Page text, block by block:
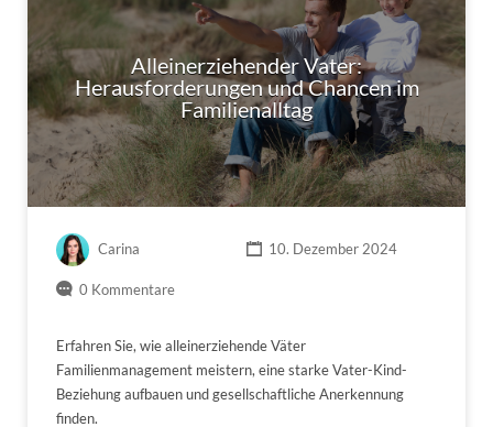
Alleinerziehender Vater:
Herausforderungen und Chancen im
Familienalltag
Carina 10. Dezember 2024
0 Kommentare
Erfahren Sie, wie alleinerziehende Väter
Familienmanagement meistern, eine starke Vater-Kind-
Beziehung aufbauen und gesellschaftliche Anerkennung
finden.